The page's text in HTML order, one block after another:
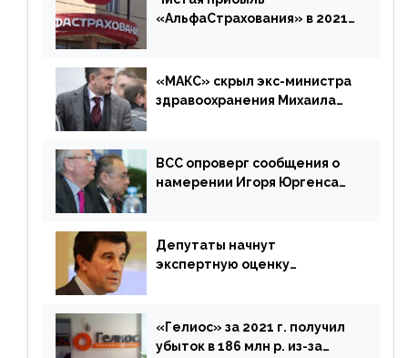
«АльфаСтрахования» в 2021
«МАКС» скрыл экс-министра
здравоохранения Михаила
ВСС опроверг сообщения о
намерении Игоря Юргенса
Депутаты начнут
экспертную оценку
«Гелиос» за 2021 г. получил
убыток в 186 млн р. из-за